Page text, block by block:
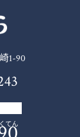
1-90
てん